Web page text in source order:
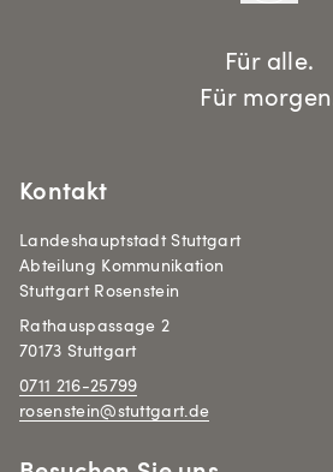
Für alle.
Für
Kontakt
Landeshauptstadt Stuttgart
Abteilung Kommunikation
Stuttgart Rosenstein
Rathauspassage 2
70173 Stuttgart
0711 216-25799
rosenstein@stuttgart.de